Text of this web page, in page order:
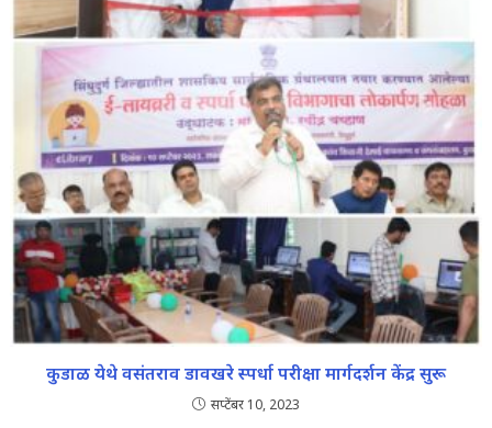
कुडाळ येथे वसंतराव डावखरे स्पर्धा परीक्षा मार्गदर्शन केंद्र सुरू
सप्टेंबर 10, 2023